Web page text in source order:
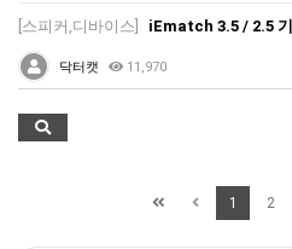
[스피커,디바이스] iEmatch 3.5 / 2.5 기
닥터캣 11,970
1 2